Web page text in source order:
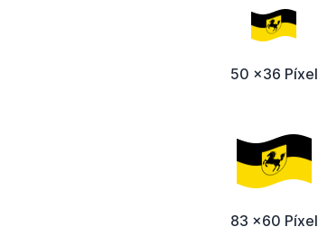
50 x36 Píxel
83 x60 Píxel